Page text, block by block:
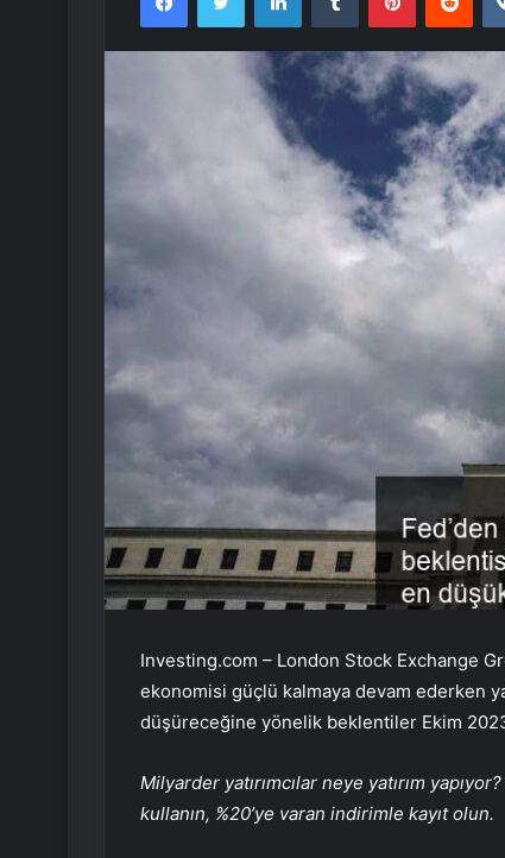
Investing.com – London Stock Exchange
ekonomisi güçlü kalmaya devam ederken
düşüreceğine yönelik beklentiler Ekim
Milyarder yatırımcılar neye yatırım
kullanın, %20’ye varan indirimle kayıt olun.